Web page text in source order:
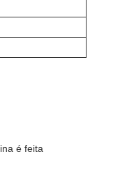
é feita